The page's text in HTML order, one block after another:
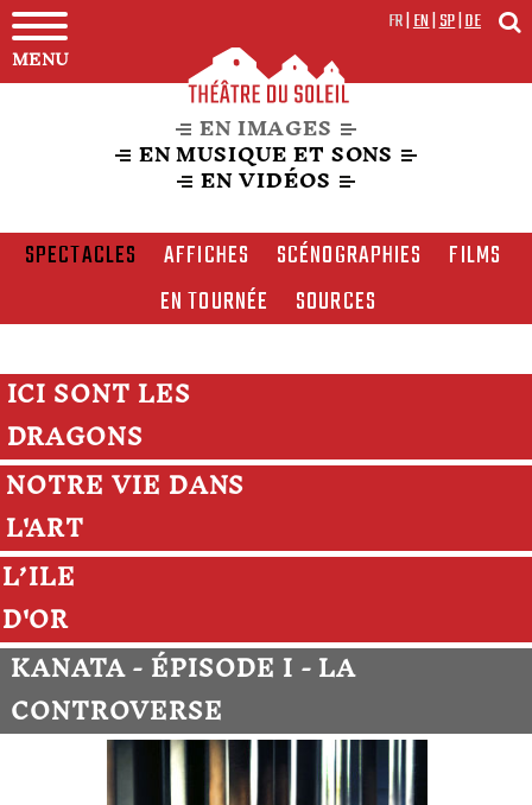
MENU
FR|EN|SP|DE
EN IMAGES
EN MUSIQUE ET SONS
EN VIDÉOS
SPECTACLES AFFICHES SCÉNOGRAPHIES
FILMS
EN TOURNÉE
SOURCES
ICI SONT LES
DRAGONS
NOTRE VIE DANS
L'ART
L’ILE
D'OR
KANATA - ÉPISODE I - LA
CONTROVERSE